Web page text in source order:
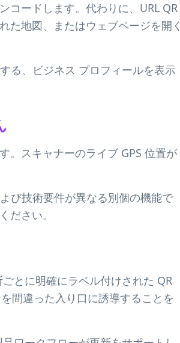
コードします。代わりに、URL QR
た地図、またはウェブページを開く
る、ビジネス プロフィールを表示
。スキャナーのライブ GPS 位置が
び技術要件が異なる別個の機能で
ださい。
とに明確にラベル付けされた QR
間違った入り口に誘導することを